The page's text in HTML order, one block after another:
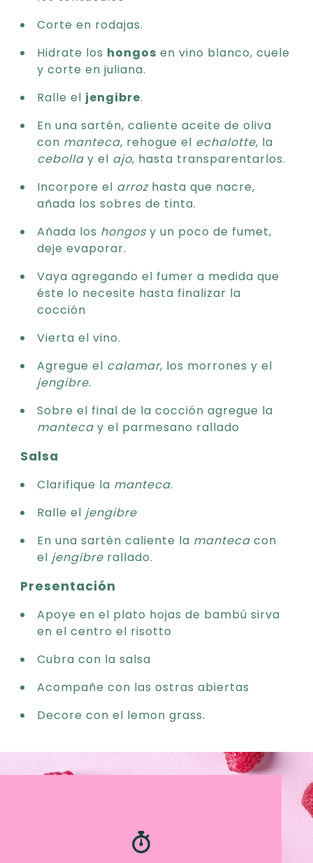
Corte en rodajas.
Hidrate los hongos en vino blanco, cuele
y corte en juliana.
Ralle el jengibre.
En una sartén, caliente aceite de oliva
con manteca, rehogue el echalotte, la
cebolla y el ajo, hasta transparentarlos.
Incorpore el arrozhasta que nacre,
añada los sobres de tinta.
Añada los hongos y un poco de fumet,
deje evaporar.
Vaya agregando el fumer a medida que
éste lo necesite hasta finalizar la
cocción
Vierta el vino.
Agregue el calamar, los morrones y el
jengibre.
Sobre el final de la cocción agregue la
manteca y el parmesano rallado
Salsa
Clarifique la manteca.
Ralle el jengibre
En una sartén caliente la manteca con
el jengibre rallado.
Presentación
Apoye en el plato hojas de bambú sirva
en el centro el risotto
Cubra con la salsa
Acompañe con las ostras abiertas
Decore con el lemon grass.